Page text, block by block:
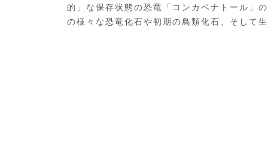
的」な保存状態の恐竜「コンカベナトール」
の様々な恐竜化石や初期の鳥類化石、そして